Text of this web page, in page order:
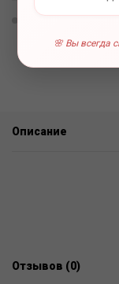
🌸 Вы всегда
Описание
Отзывов (0)